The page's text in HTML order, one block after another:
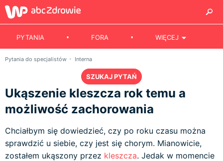
PYTANIA FORA WIĘCEJ
Pytania do specjalistów Interna
SZUKAJ PYTAŃ
Ukąszenie kleszcza rok temu a
możliwość zachorowania
Chciałbym się dowiedzieć, czy po roku czasu można
sprawdzić u siebie, czy jest się chorym. Mianowicie,
zostałem ukąszony przez kleszcza. Jedak w momencie